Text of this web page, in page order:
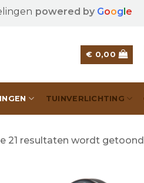
powered by Google
€ 0,00
TUINVERLICHTING
21 resultaten wordt getoond